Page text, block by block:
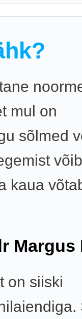
mul on
sõlmed
kaua
Margus
on siiski